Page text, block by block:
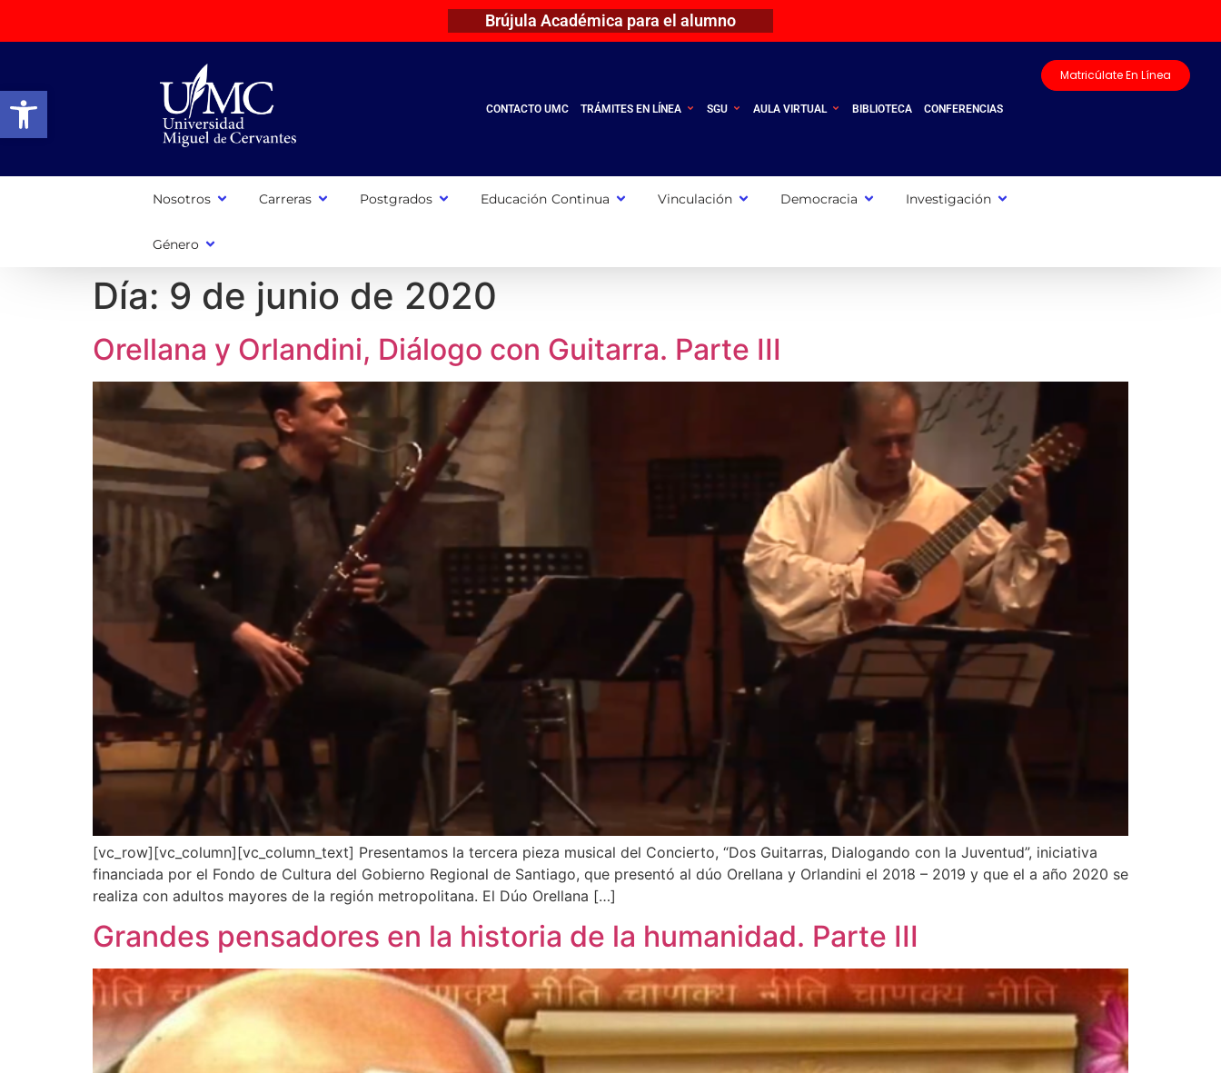
Abrir barra de herramientas
Brújula Académica para el alumno
CONTACTO UMC TRÁMITES EN LÍNEA SGU AULA VIRTUAL BIBLIOTECA CONFERENCIAS
Matricúlate En Línea
Nosotros Carreras Postgrados Educación Continua Vinculación Democracia Investigación
Género
Día: 9 de junio de 2020
Orellana y Orlandini, Diálogo con Guitarra. Parte III
[vc_row][vc_column][vc_column_text] Presentamos la tercera pieza musical del Concierto, “Dos Guitarras, Dialogando con la Juventud”, iniciativa
financiada por el Fondo de Cultura del Gobierno Regional de Santiago, que presentó al dúo Orellana y Orlandini el 2018 – 2019 y que el a año 2020 se
realiza con adultos mayores de la región metropolitana. El Dúo Orellana […]
Grandes pensadores en la historia de la humanidad. Parte III